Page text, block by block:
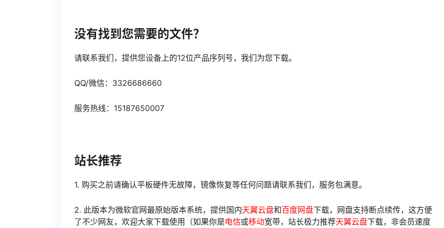
没有找到您需要的文件？
请联系我们，提供您设备上的12位产品序列号，我们为您下载。
QQ/微信：3326686660
服务热线：15187650007
站长推荐
1. 购买之前请确认平板硬件无故障，镜像恢复等任何问题请联系我们，服务包满意。
2. 此版本为微软官网最原始版本系统，提供国内天翼云盘和百度网盘下载，网盘支持断点续传，这方便
了不少网友，欢迎大家下载使用（如果你是电信或移动宽带，站长极力推荐天翼云盘下载，非会员速度